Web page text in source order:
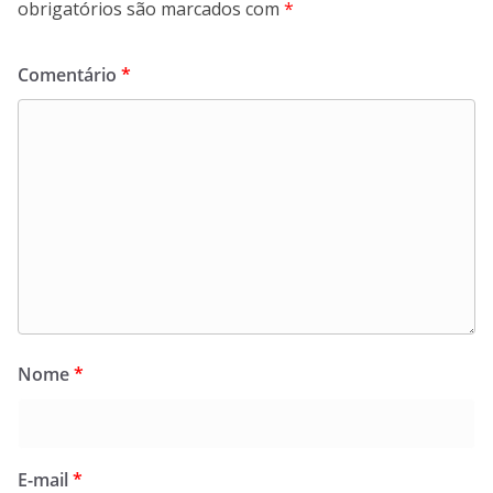
obrigatórios são marcados com *
Comentário *
Nome*
E-mail*